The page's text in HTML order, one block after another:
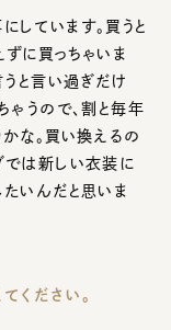
しています。買うと
に買っちゃいま
うと言い過ぎだけ
ゃうので、割と毎年
な。買い換えるの
では新しい衣装に
たいんだと思いま
ください。